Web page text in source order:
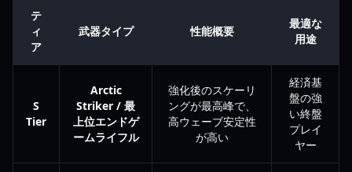
テ
ィ
ア
武器タイプ 性能概要
最適な
用途
S
Tier
Arctic
Striker / 最
上位エンドゲ
ームライフル
強化後のスケーリ
ングが最高峰で、
高ウェーブ安定性
が高い
経済基
盤の強
い終盤
プレイ
ヤー